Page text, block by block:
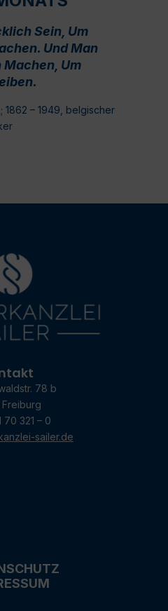
Sein, Um
Und Man
Um
1862 – 1949, belgischer
78 b
Freiburg
70 321 – 0
sailer.de